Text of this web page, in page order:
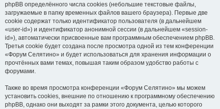
phpBB определённого числа cookies (небольшие текстовые файлы,
загружаемые в папку временных файлов вашего браузера). Первые две
cookie содержат только идентификатор пользователя (в дальнейшем
«user-id») и идентификатор анонимной сессии (в дальнейшем «session-
id»), автоматически присвоенные вам программным обеспечением phpBB.
Третья cookie будет создана после просмотра одной из тем конференции
«Форум Селятино» и будет использоваться для хранения информации о
прочтённых вами темах, повышая таким образом удобство работы с
форумами.
Также во время просмотра конференции «Форум Селятино» мы можем
установить cookies, внешние по отношению к программному обеспечению
phpBB, однако они выходят за рамки этого документа, целью которого